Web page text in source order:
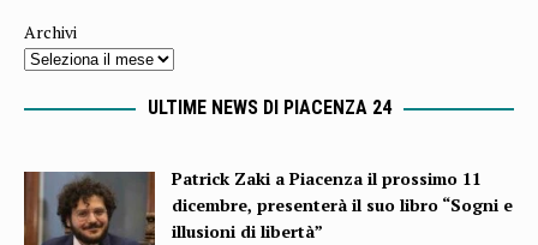
Archivi
ULTIME NEWS DI PIACENZA 24
Patrick Zaki a Piacenza il prossimo 11
dicembre, presenterà il suo libro “Sogni e
illusioni di libertà”